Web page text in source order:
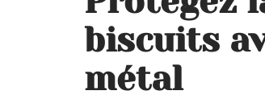
biscuits
métal